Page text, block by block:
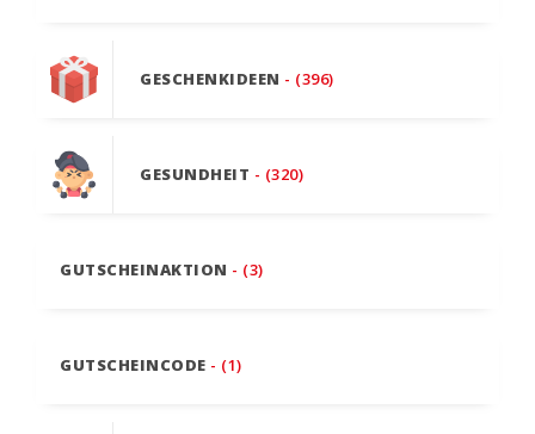
GESCHENKIDEEN - (396)
GESUNDHEIT - (320)
GUTSCHEINAKTION - (3)
GUTSCHEINCODE - (1)